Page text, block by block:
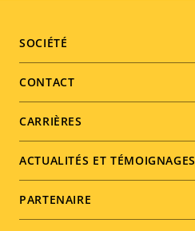
Footer
menu
SOCIÉTÉ
CONTACT
CARRIÈRES
ACTUALITÉS ET TÉMOIGNAGES
PARTENAIRE